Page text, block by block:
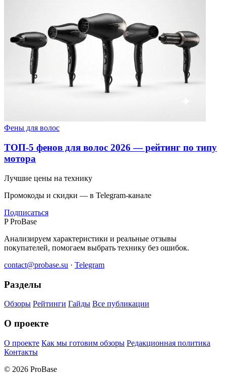
Фены для волос
ТОП-5 фенов для волос 2026 — рейтинг по типу
мотора
Лучшие цены на технику
Промокоды и скидки — в Telegram-канале
Подписаться
P ProBase
Анализируем характеристики и реальные отзывы
покупателей, помогаем выбрать технику без ошибок.
contact@probase.su · Telegram
Разделы
Обзоры Рейтинги Гайды Все публикации
О проекте
О проекте Как мы готовим обзоры Редакционная политика
Контакты
© 2026 ProBase